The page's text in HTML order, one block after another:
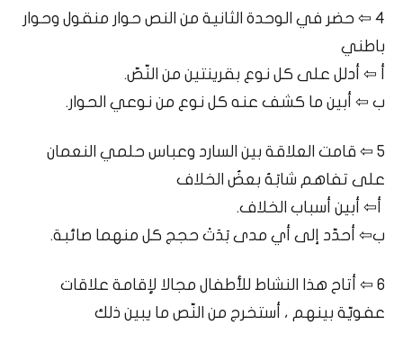
4 ⇦ حضر في الوحدة الثانية من النص حوار منقول وحوار
باطني
أ ⇦ أدلل على كل نوع بقرينتين من النّصّ.
ب ⇦ أبين ما كشف عنه كل نوع من نوعي الحوار.
5 ⇦ قامت العلاقة بين السارد وعباس حلمي النعمان
على تفاهم شابَهُ بعضُ الخلاف
أ⇦ أبين أسباب الخلاف.
ب⇦ أحدّد إلى أي مدى بَدَتْ حجج كل منهما صائبة.
6 ⇦ أتاح هذا النشاط للأطفال مجالا لإقامة علاقات
عفويّة بينهم ، أستخرج من النّص ما يبين ذلك